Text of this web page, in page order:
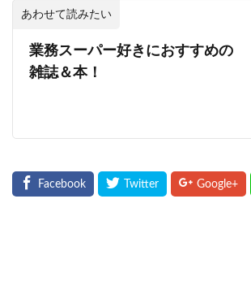
あわせて読みたい
業務スーパー好きにおすすめの
雑誌＆本！